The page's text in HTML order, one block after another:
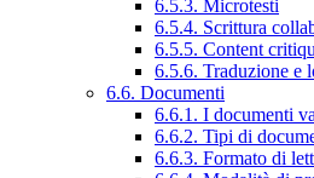
6.5.3. Microtesti
6.5.4. Scrittura
6.5.5. Content
6.5.6. Traduzione e
6.6. Documenti
6.6.1. I documenti
6.6.2. Tipi di
6.6.3. Formato di